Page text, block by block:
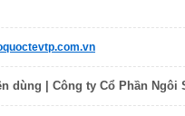
dùng | Công ty Cổ Phần Ngôi